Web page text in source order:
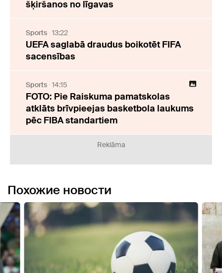
šķiršanos no līgavas
Sports 13:22
UEFA saglabā draudus boikotēt FIFA
sacensības
Sports 14:15
FOTO: Pie Raiskuma pamatskolas
atklāts brīvpieejas basketbola laukums
pēc FIBA standartiem
Reklāma
Похожие новости